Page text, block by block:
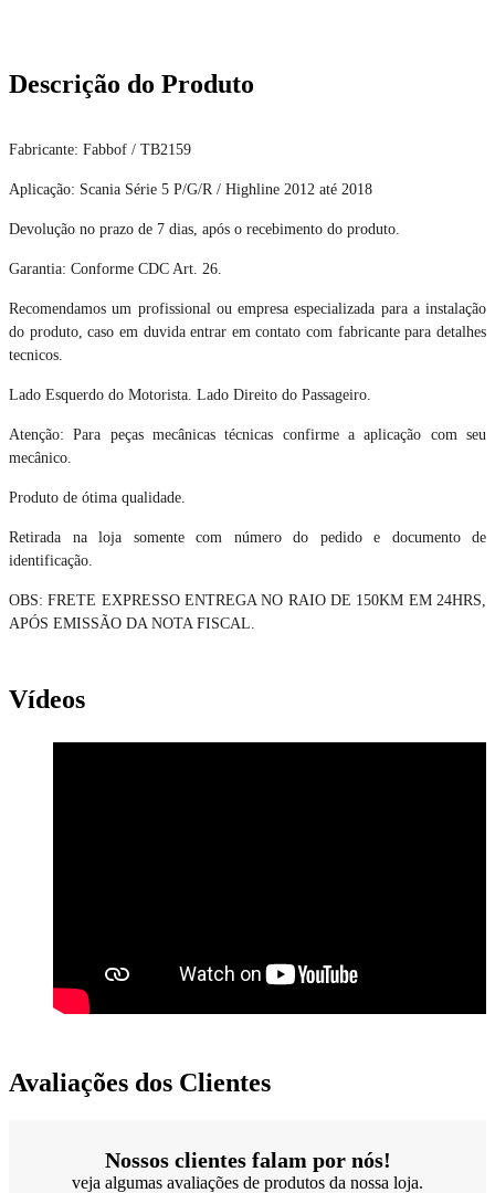
Descrição do Produto
Fabricante: Fabbof / TB2159
Aplicação: Scania Série 5 P/G/R / Highline 2012 até 2018
Devolução no prazo de 7 dias, após o recebimento do produto.
Garantia: Conforme CDC Art. 26.
Recomendamos um profissional ou empresa especializada para a instalação
do produto, caso em duvida entrar em contato com fabricante para detalhes
tecnicos.
Lado Esquerdo do Motorista. Lado Direito do Passageiro.
Atenção: Para peças mecânicas técnicas confirme a aplicação com seu
mecânico.
Produto de ótima qualidade.
Retirada na loja somente com número do pedido e documento de
identificação.
OBS: FRETE EXPRESSO ENTREGA NO RAIO DE 150KM EM 24HRS,
APÓS EMISSÃO DA NOTA FISCAL.
Vídeos
Avaliações dos Clientes
Nossos clientes falam por nós!
veja algumas avaliações de produtos da nossa loja.